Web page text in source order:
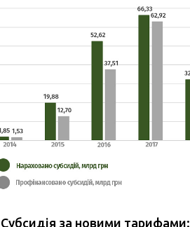
Субсидія за новими тарифами: